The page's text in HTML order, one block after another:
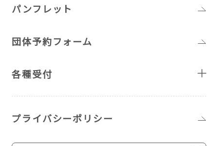
パンフレット
団体予約フォーム
各種受付
プライバシーポリシー